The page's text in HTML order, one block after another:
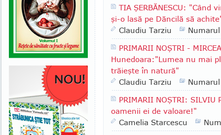
TIA ŞERBĂNESCU: "Când
şi-o lasă pe Dăncilă să
Claudiu Tarziu
PRIMARII NOŞTRI -
Hunedoara:"Lumea nu mai
trăieşte în natură"
Claudiu Tarziu
PRIMARII NOŞTRI: SILVIU
oamenii ei de valoare!"
Camelia Starcescu